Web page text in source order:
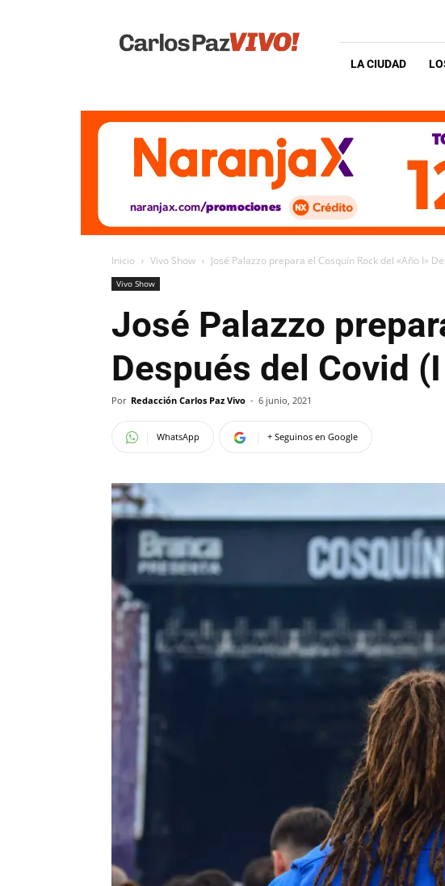
Vivo
LA CIUDAD
Inicio Vivo Show José Palazzo prepara el Cosquín Rock del «Año I»
Vivo Show
José Palazzo
Después del Covid
Por Redacción Carlos Paz Vivo - 6 junio, 2021
WhatsApp + Seguinos en Google